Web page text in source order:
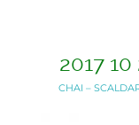
2017
CHAI –